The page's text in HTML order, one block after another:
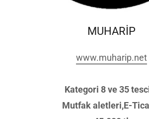
MUHARİP
www.muharip.net
Kategori 8 ve 35
Mutfak aletleri,E-